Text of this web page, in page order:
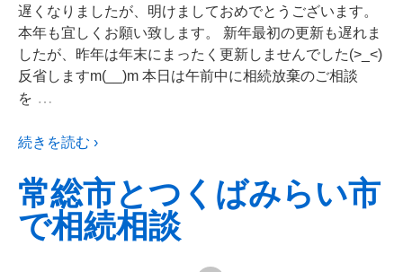
遅くなりましたが、明けましておめでとうございます。
本年も宜しくお願い致します。 新年最初の更新も遅れま
したが、昨年は年末にまったく更新しませんでした(>_<)
反省しますm(__)m 本日は午前中に相続放棄のご相談
を …
続きを読む ›
常総市とつくばみらい市
で相続相談